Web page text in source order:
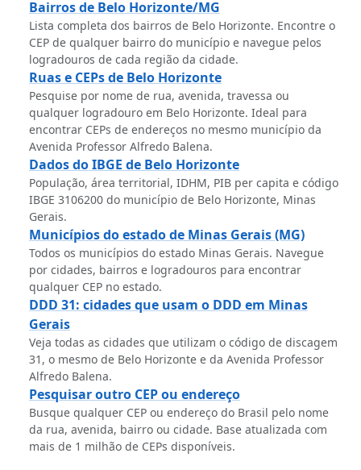
Bairros de Belo Horizonte/MG
Lista completa dos bairros de Belo Horizonte. Encontre o
CEP de qualquer bairro do município e navegue pelos
logradouros de cada região da cidade.
Ruas e CEPs de Belo Horizonte
Pesquise por nome de rua, avenida, travessa ou
qualquer logradouro em Belo Horizonte. Ideal para
encontrar CEPs de endereços no mesmo município da
Avenida Professor Alfredo Balena.
Dados do IBGE de Belo Horizonte
População, área territorial, IDHM, PIB per capita e código
IBGE 3106200 do município de Belo Horizonte, Minas
Gerais.
Municípios do estado de Minas Gerais (MG)
Todos os municípios do estado Minas Gerais. Navegue
por cidades, bairros e logradouros para encontrar
qualquer CEP no estado.
DDD 31: cidades que usam o DDD em Minas
Gerais
Veja todas as cidades que utilizam o código de discagem
31, o mesmo de Belo Horizonte e da Avenida Professor
Alfredo Balena.
Pesquisar outro CEP ou endereço
Busque qualquer CEP ou endereço do Brasil pelo nome
da rua, avenida, bairro ou cidade. Base atualizada com
mais de 1 milhão de CEPs disponíveis.